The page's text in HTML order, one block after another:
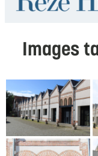
Images